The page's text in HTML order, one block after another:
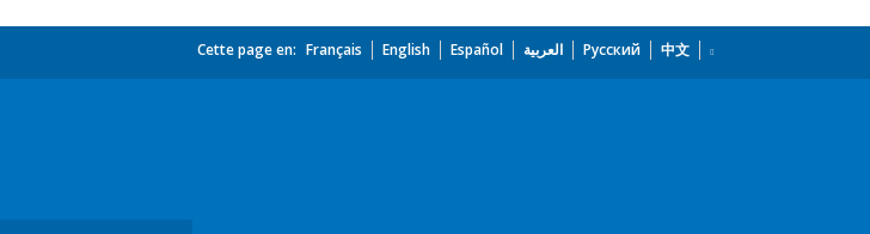
Cette page en: Français English Español العربية Русский 中文